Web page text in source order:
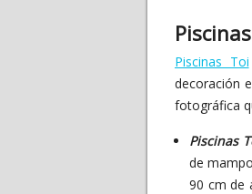
Piscinas Toi
decoración
fotográfica
Piscinas
de
90 cm de